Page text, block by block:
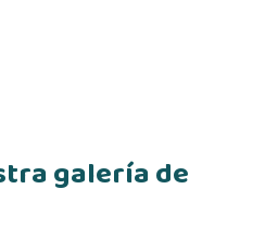
galería de